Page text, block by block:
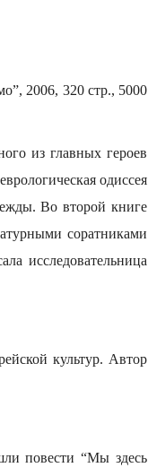
2006, 320 стр., 5000
из главных героев
одиссея
Во второй книге
соратниками
исследовательница
культур. Автор
повести “Мы здесь